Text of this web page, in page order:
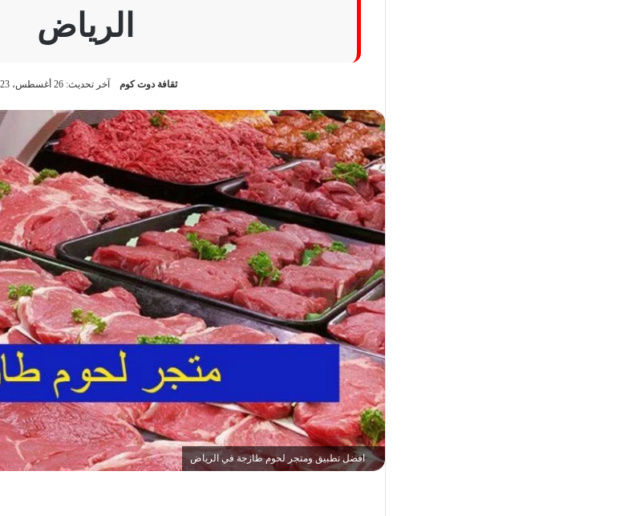
الرياض
ثقافة دوت كوم آخر تحديث: 26 أغسطس، 2023
افضل تطبيق ومتجر لحوم طازجة في الرياض